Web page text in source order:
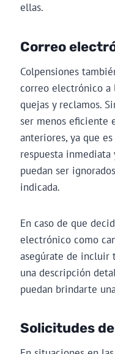
ellas.
Correo
Colpensiones
correo electrónico a
quejas y reclamos.
ser menos eficiente
anteriores, ya que
respuesta inmediata
puedan ser
indicada.
En caso de que
electrónico como
asegúrate de incluir
una descripción
puedan brindarte
Solicitudes